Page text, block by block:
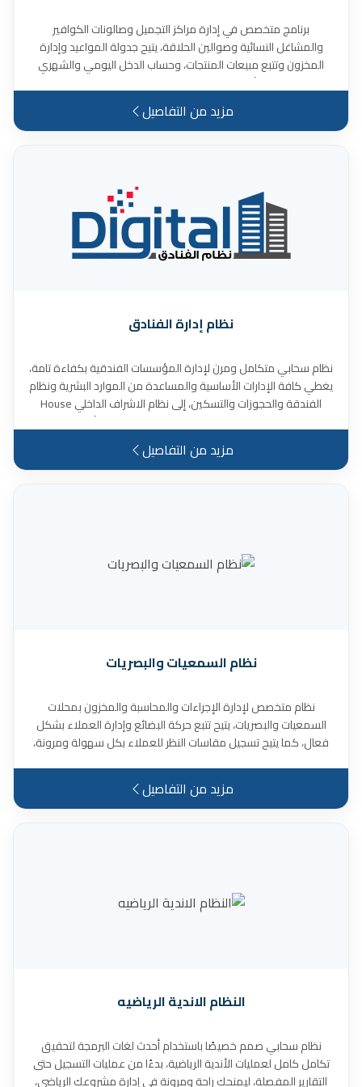
برنامج متخصص في إدارة مراكز التجميل وصالونات الكوافير
والمشاغل النسائية وصوالين الحلاقة، يتيح جدولة المواعيد وإدارة
المخزون وتتبع مبيعات المنتجات، وحساب الدخل اليومي والشهري
والمصروفات والأرباح واحتساب عمولات الفنيين وغير ذلك الكثير من
مزيد من التفاصيل
نظام إدارة الفنادق
نظام سحابي متكامل ومرن لإدارة المؤسسات الفندقية بكفاءة تامة،
يغطي كافة الإدارات الأساسية والمساعدة من الموارد البشرية ونظام
الفندقة والحجوزات والتسكين، إلى نظام الاشراف الداخلي House
Keeper ونظام إدارة المطاعم Restaurant ونظام الأصول الثابتة
وإدارة الأثاث، كما يخدم كل أنواع الحجوزات من الموقع الالكتروني
للفندق، ويدعم التعامل مع الوكلاء واحتساب عمولاتهم، ويوفر تقارير
مفصلة حول أداء الفندق.
مزيد من التفاصيل
نظام السمعيات والبصريات
نظام متخصص لإدارة الإجراءات والمحاسبة والمخزون بمحلات
السمعيات والبصريات، يتيح تتبع حركة البضائع وإدارة العملاء بشكل
فعال، كما يتيح تسجيل مقاسات النظر للعملاء بكل سهولة ومرونة،
– سنوي)، والكثير من المميزات الأخرى.
مزيد من التفاصيل
النظام الاندية الرياضيه
نظام سحابي صمم خصيصًا باستخدام أحدث لغات البرمجة لتحقيق
تكامل كامل لعمليات الأندية الرياضية، بدءًا من عمليات التسجيل حتى
التقارير المفصلة، ليمنحك راحة ومرونة في إدارة مشروعك الرياضي،